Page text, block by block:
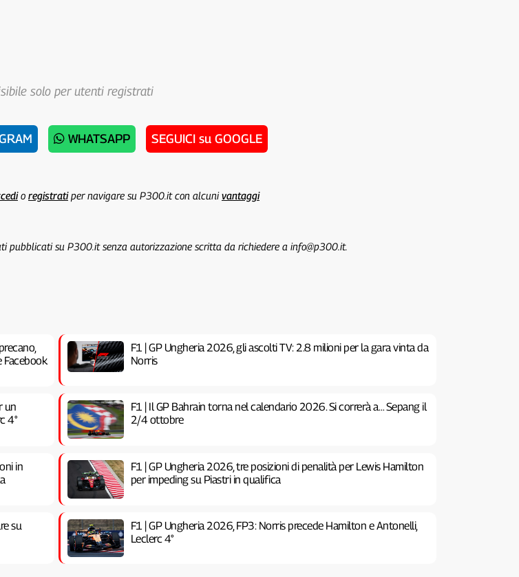
solo per utenti registrati
WHATSAPP SEGUICI su GOOGLE
o registratiper navigare su P300.it con alcunivantaggi
pubblicati su P300.it senza autorizzazione scritta da richiedere a info@p300.it.
Facebook
F1 | GP Ungheria 2026, gli ascolti TV: 2.8 milioni per la gara vinta da
Norris
un
4°
F1 | Il GP Bahrain torna nel calendario 2026. Si correrà a… Sepang il
2/4 ottobre
in
F1 | GP Ungheria 2026, tre posizioni di penalità per Lewis Hamilton
per impeding su Piastri in qualifica
su
F1 | GP Ungheria 2026, FP3: Norris precede Hamilton e Antonelli,
Leclerc 4°